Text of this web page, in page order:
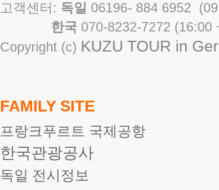
고객센터: 독일 06196- 884 6952
한국 070-8232-7272 (
Copyright (c) KUZU TOUR in
FAMILY SITE
프랑크푸르트 국제공항
한국관광공사
독일 전시정보